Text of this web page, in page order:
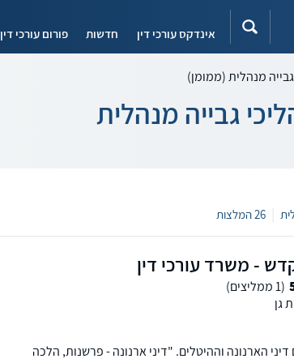
אינדקס עורכי דין חדשות פורום עורכי דין
גבייה מנהלית (ממומן)
גבייה מנהלית
26 המלצות
- משרד עורכי דין
(1 ממליצים)
גן
הארנונה וההיטלים. "דיני ארנונה - פרשנות, הלכה